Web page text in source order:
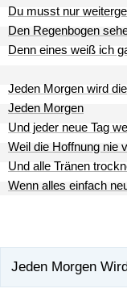
Du musst nur
Den Regenbogen
Denn eines weiß ich
Jeden Morgen wird
Jeden Morgen
Und jeder neue Tag
Weil die Hoffnung nie
Und alle Tränen
Wenn alles einfach
Jeden Morgen